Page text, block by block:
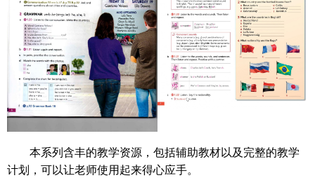
本系列含丰的教学资源，包括辅助教材以及完整的教学
计划，可以让老师使用起来得心应手。